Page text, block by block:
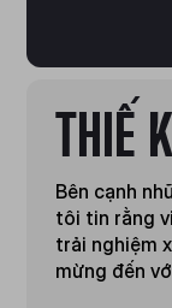
THIẾ
Bên cạnh
tôi tin rằng
trải nghiệm
mừng đến